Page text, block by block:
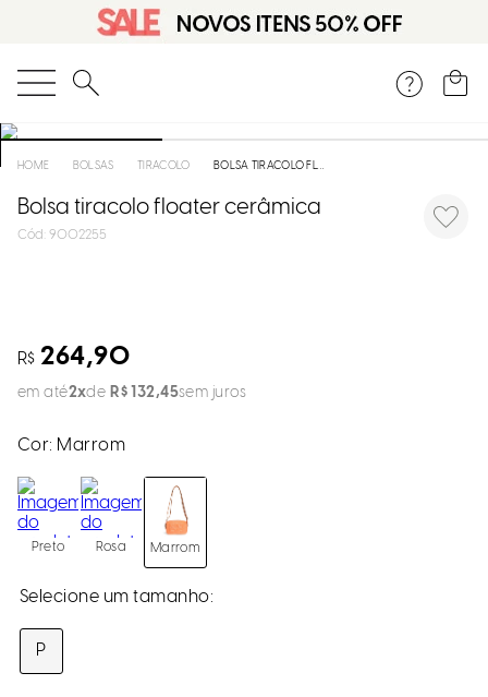
O que você está procurando?
BOLSAS TIRACOLO BOLSA TIRACOLO FLOATER CERÂMICA
Bolsa tiracolo floater cerâmica
: 9002255
R$ 264,90
em até2 R$ 132,45sem juros
Cor: Marrom
Preto Rosa Marrom
P